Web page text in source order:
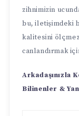
zihnimizin
bu, iletişimdeki
kalitesini
canlandırmak
Arkadaşınızla
Bilinenler &